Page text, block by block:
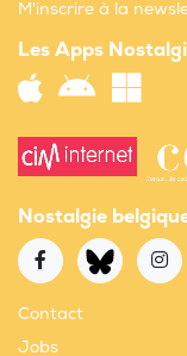
M'inscrire à la
Les Apps
Nostalgie
Contact
Jobs